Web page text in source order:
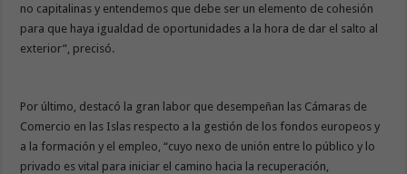
no capitalinas y entendemos que debe ser un elemento de cohesión
para que haya igualdad de oportunidades a la hora de dar el salto al
exterior”, precisó.
Por último, destacó la gran labor que desempeñan las Cámaras de
Comercio en las Islas respecto a la gestión de los fondos europeos y
a la formación y el empleo, “cuyo nexo de unión entre lo público y lo
privado es vital para iniciar el camino hacia la recuperación,